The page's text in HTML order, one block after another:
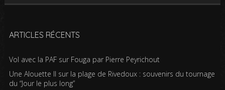
ARTICLES RÉCENTS
Vol avec la PAF sur Fouga par Pierre Peyrichout
Une Alouette II sur la plage de Rivedoux : souvenirs du tournage
du “Jour le plus long”